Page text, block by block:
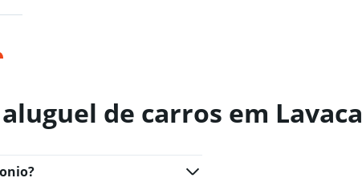
de carros em Lavaca